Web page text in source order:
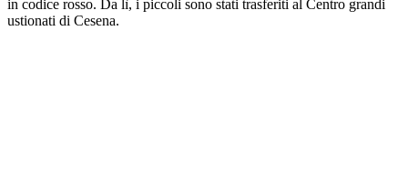
in codice rosso. Da lì, i piccoli sono stati trasferiti al Centro grandi
ustionati di Cesena.